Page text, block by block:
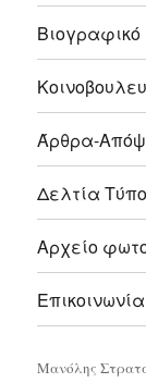
Βιογραφικό
Άρθρα-
Δελτία
Αρχείο
Επικοινωνία
Μανόλης